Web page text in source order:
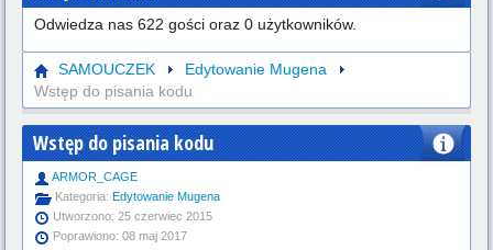
Odwiedza nas 622 gości oraz 0 użytkowników.
SAMOUCZEK
Edytowanie Mugena
Wstęp do pisania kodu
Wstęp do pisania kodu
ARMOR_CAGE
Kategoria: Edytowanie Mugena
Utworzono: 25 czerwiec 2015
Poprawiono: 08 maj 2017